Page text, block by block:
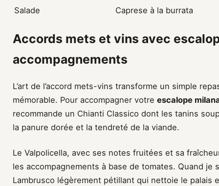
Salade
Caprese à la burrata
Accords mets et vins avec
accompagnements
L’art de l’accord mets-vins transforme un simple
mémorable. Pour accompagner votre escalope
recommande un Chianti Classico dont les tanins
la panure dorée et la tendreté de la viande.
Le Valpolicella, avec ses notes fruitées et sa
les accompagnements à base de tomates. Quand je
Lambrusco légèrement pétillant qui nettoie le palais